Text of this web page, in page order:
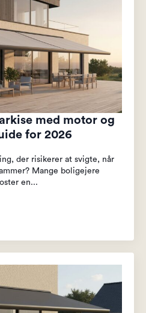
med motor og
for 2026
der risikerer at svigte, når
Mange boligejere
en...